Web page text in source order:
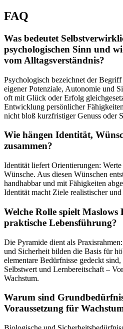
FAQ
Was bedeutet
psychologischen Sinn und
vom Alltagsverständnis?
Psychologisch bezeichnet der
eigener Potenziale, Autonomie und
oft mit Glück oder Erfolg
Entwicklung persönlicher
nicht bloß kurzfristiger Genuss oder
Wie hängen Identität,
zusammen?
Identität liefert Orientierungen:
Wünsche. Aus diesen Wünschen
handhabbar und mit Fähigkeiten
Identität macht Ziele realistischer
Welche Rolle spielt
praktische Lebensführung?
Die Pyramide dient als
und Sicherheit bilden die Basis für
elementare Bedürfnisse gedeckt
Selbstwert und Lernbereitschaft –
Wachstum.
Warum sind
Voraussetzung für